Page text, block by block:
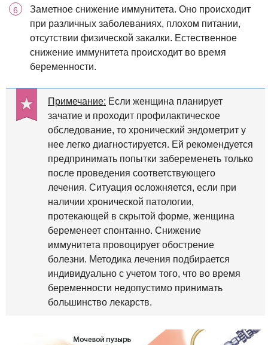
Заметное снижение иммунитета. Оно происходит
при различных заболеваниях, плохом питании,
отсутствии физической закалки. Естественное
снижение иммунитета происходит во время
беременности.
Примечание: Если женщина планирует
зачатие и проходит профилактическое
обследование, то хронический эндометрит у
нее легко диагностируется. Ей рекомендуется
предпринимать попытки забеременеть только
после проведения соответствующего
лечения. Ситуация осложняется, если при
наличии хронической патологии,
протекающей в скрытой форме, женщина
беременеет спонтанно. Снижение
иммунитета провоцирует обострение
болезни. Методика лечения подбирается
индивидуально с учетом того, что во время
беременности недопустимо принимать
большинство лекарств.